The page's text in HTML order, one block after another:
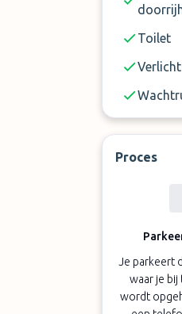
Toilet
Proces
Je parkeert
waar je
wordt